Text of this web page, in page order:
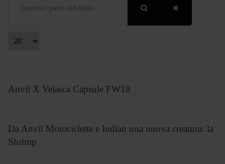
Visualizza #
Anvil X Velasca Capsule FW18
Da Anvil Motociclette e Indian una nuova creatura: la
Shrimp